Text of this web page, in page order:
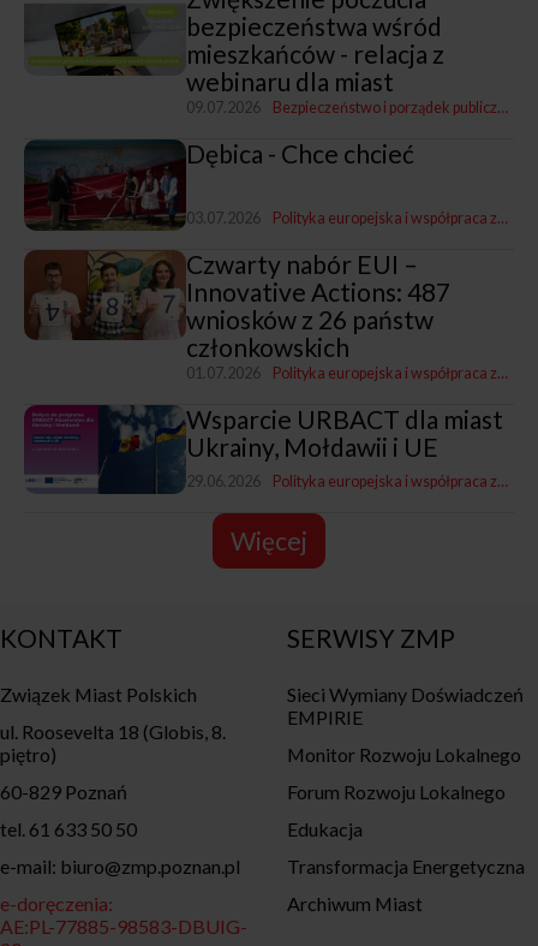
bezpieczeństwa wśród
mieszkańców - relacja z
webinaru dla miast
09.07.2026 Bezpieczeństwo i porządek publiczny
Dębica - Chce chcieć
03.07.2026 Polityka europejska i współpraca zagraniczna
Czwarty nabór EUI –
Innovative Actions: 487
wniosków z 26 państw
członkowskich
01.07.2026 Polityka europejska i współpraca zagraniczna
Wsparcie URBACT dla miast
Ukrainy, Mołdawii i UE
29.06.2026 Polityka europejska i współpraca zagraniczna
Więcej
KONTAKT
Związek Miast Polskich
ul. Roosevelta 18 (Globis, 8.
piętro)
60-829 Poznań
tel. 61 633 50 50
e-mail: biuro@zmp.poznan.pl
e-doręczenia:
AE:PL-77885-98583-DBUIG-
SERWISY ZMP
Sieci Wymiany Doświadczeń
EMPIRIE
Monitor Rozwoju Lokalnego
Forum Rozwoju Lokalnego
Edukacja
Transformacja Energetyczna
Archiwum Miast